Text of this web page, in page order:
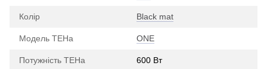
Колір Black mat
Модель ТЕНа ONE
Потужність ТЕНа 600 Вт